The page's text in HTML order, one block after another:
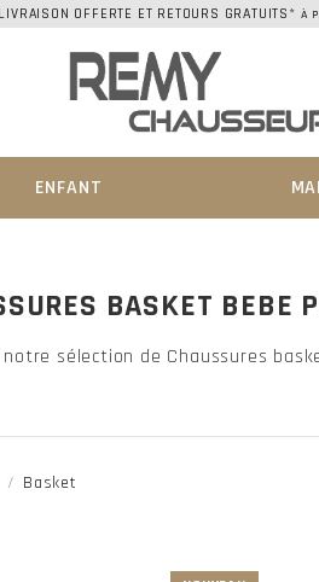
LIVRAISON OFFERTE ET RETOURS GRATUITS* À
ENFANT
BASKET BEBE
notre sélection de Chaussures
Basket